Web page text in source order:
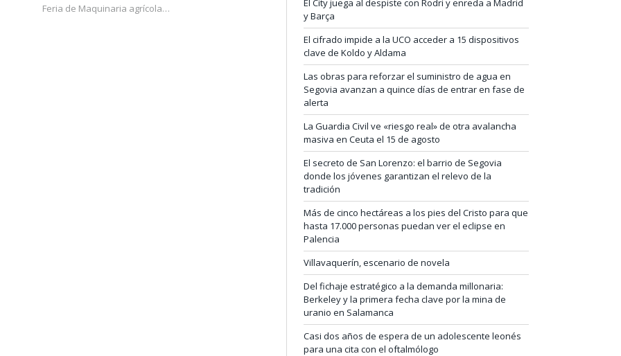
Feria de Maquinaria agrícola…
El City juega al despiste con Rodri y enreda a Madrid
y Barça
El cifrado impide a la UCO acceder a 15 dispositivos
clave de Koldo y Aldama
Las obras para reforzar el suministro de agua en
Segovia avanzan a quince días de entrar en fase de
alerta
La Guardia Civil ve «riesgo real» de otra avalancha
masiva en Ceuta el 15 de agosto
El secreto de San Lorenzo: el barrio de Segovia
donde los jóvenes garantizan el relevo de la
tradición
Más de cinco hectáreas a los pies del Cristo para que
hasta 17.000 personas puedan ver el eclipse en
Palencia
Villavaquerín, escenario de novela
Del fichaje estratégico a la demanda millonaria:
Berkeley y la primera fecha clave por la mina de
uranio en Salamanca
Casi dos años de espera de un adolescente leonés
para una cita con el oftalmólogo